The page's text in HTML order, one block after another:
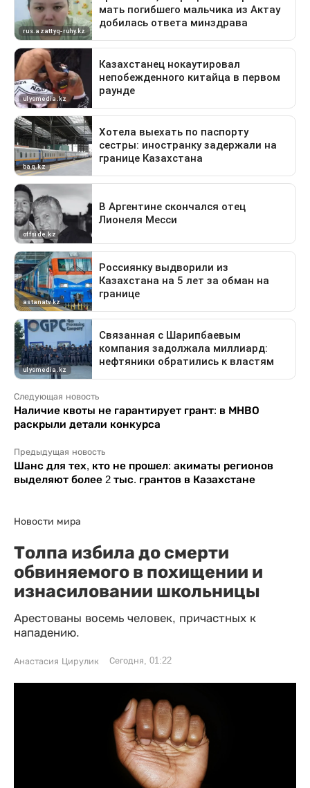
Следующая новость
Наличие квоты не гарантирует грант: в МНВО
раскрыли детали конкурса
Предыдущая новость
Шанс для тех, кто не прошел: акиматы регионов
выделяют более 2 тыс. грантов в Казахстане
Новости мира
Толпа избила до смерти
обвиняемого в похищении и
изнасиловании школьницы
Арестованы восемь человек, причастных к
нападению.
Анастасия Цирулик Сегодня, 01:22